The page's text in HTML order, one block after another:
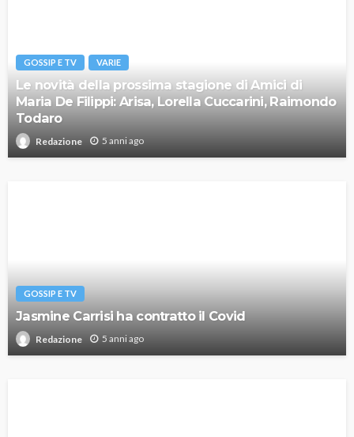
GOSSIP E TV VARIE
Le novità della prossima stagione di Amici di
Maria De Filippi: Arisa, Lorella Cuccarini, Raimondo
Todaro
Redazione 5 anni ago
GOSSIP E TV
Jasmine Carrisi ha contratto il Covid
Redazione 5 anni ago